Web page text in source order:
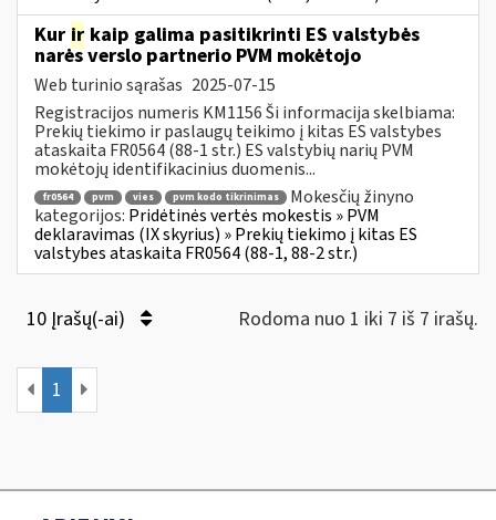
Kur ir kaip galima pasitikrinti ES valstybės
narės verslo partnerio PVM mokėtojo
Web turinio sąrašas 2025-07-15
Registracijos numeris KM1156 Ši informacija skelbiama:
Prekių tiekimo ir paslaugų teikimo į kitas ES valstybes
ataskaita FR0564 (88-1 str.) ES valstybių narių PVM
mokėtojų identifikacinius duomenis...
fr0564 pvm vies pvm kodo tikrinimas
Mokesčių žinyno
kategorijos: Pridėtinės vertės mokestis » PVM
deklaravimas (IX skyrius) » Prekių tiekimo į kitas ES
valstybes ataskaita FR0564 (88-1, 88-2 str.)
10 Įrašų(-ai) Rodoma nuo 1 iki 7 iš 7 irašų.
1